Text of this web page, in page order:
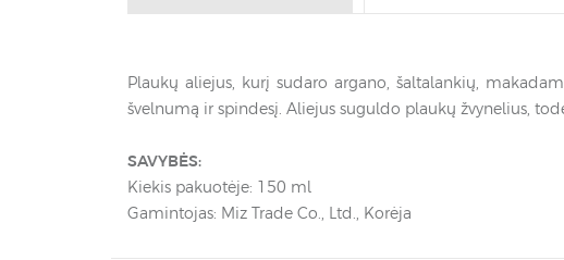
Plaukų aliejus, kurį sudaro argano, šaltalankių,
švelnumą ir spindesį. Aliejus suguldo plaukų žvynelius,
SAVYBĖS:
Kiekis pakuotėje: 150 ml
Gamintojas: Miz Trade Co., Ltd., Korėja